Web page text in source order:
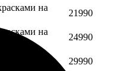
на
21990
на
24990
на
29990